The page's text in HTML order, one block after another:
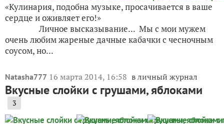
«Кулинария, подобна музыке, просачивается в ваше
сердце и оживляет его!»
Личное высказывание... Мы с мои мужем
очень любим жареные дачные кабачки с чесночным
соусом, но...
Natasha777 16 марта 2014, 16:58 в личный журнал
Вкусные слойки с грушами, яблоками
3